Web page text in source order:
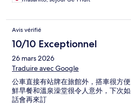
Avis vérifié
10/10 Exceptionnel
26 mars 2026
Traduire avec Google
公車直接有站牌在旅館外，搭車很方
鮮早餐和溫泉澡堂很令人意外，下次
話會再來訂